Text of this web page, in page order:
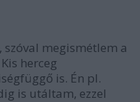
szóval megismétlem a
herceg
is. Én pl.
is utáltam, ezzel